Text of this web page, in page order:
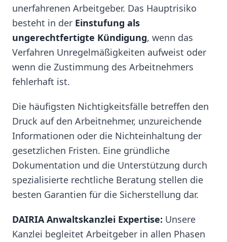
unerfahrenen Arbeitgeber. Das Hauptrisiko
besteht in der Einstufung als
ungerechtfertigte Kündigung, wenn das
Verfahren Unregelmäßigkeiten aufweist oder
wenn die Zustimmung des Arbeitnehmers
fehlerhaft ist.
Die häufigsten Nichtigkeitsfälle betreffen den
Druck auf den Arbeitnehmer, unzureichende
Informationen oder die Nichteinhaltung der
gesetzlichen Fristen. Eine gründliche
Dokumentation und die Unterstützung durch
spezialisierte rechtliche Beratung stellen die
besten Garantien für die Sicherstellung dar.
DAIRIA Anwaltskanzlei Expertise: Unsere
Kanzlei begleitet Arbeitgeber in allen Phasen